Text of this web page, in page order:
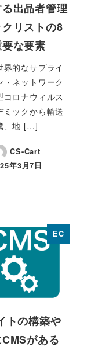
出品者管理
リストの8
な要素
界的なサプライ
・ネットワーク
コロナウィルス
ミックから輸送
、地 […]
CS-Cart
日
年3月7日
EC
トの構築や
がある